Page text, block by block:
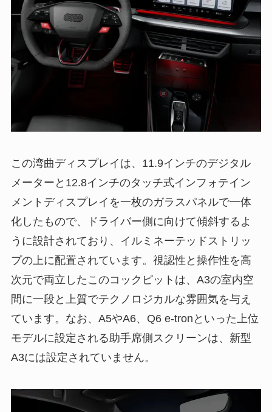
この湾曲ディスプレイは、11.9インチのデジタル
メーターと12.8インチのタッチ式インフォテイン
メントディスプレイを一枚のガラスパネルで一体
化したもので、ドライバー側に向けて傾斜するよ
うに設計されており、イルミネーテッドストリッ
プの上に配置されています。視認性と操作性を高
次元で両立したこのコックピットは、A3の室内空
間に一段と上質でテクノロジカルな雰囲気を与え
ています。なお、A5やA6、Q6 e-tronといった上位
モデルに設定される助手席側スクリーンは、新型
A3には設定されていません。